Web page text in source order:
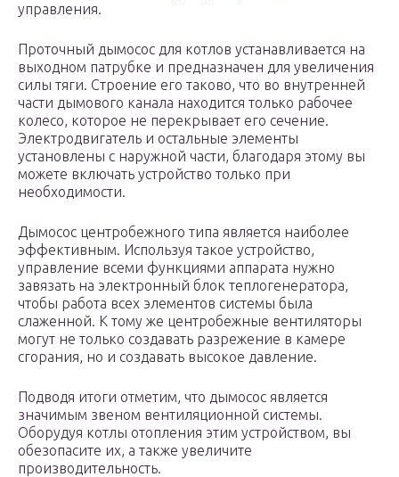
управления.
Проточный дымосос для котлов устанавливается на
выходном патрубке и предназначен для увеличения
силы тяги. Строение его таково, что во внутренней
части дымового канала находится только рабочее
колесо, которое не перекрывает его сечение.
Электродвигатель и остальные элементы
установлены с наружной части, благодаря этому вы
можете включать устройство только при
необходимости.
Дымосос центробежного типа является наиболее
эффективным. Используя такое устройство,
управление всеми функциями аппарата нужно
завязать на электронный блок теплогенератора,
чтобы работа всех элементов системы была
слаженной. К тому же центробежные вентиляторы
могут не только создавать разрежение в камере
сгорания, но и создавать высокое давление.
Подводя итоги отметим, что дымосос является
значимым звеном вентиляционной системы.
Оборудуя котлы отопления этим устройством, вы
обезопасите их, а также увеличите
производительность.